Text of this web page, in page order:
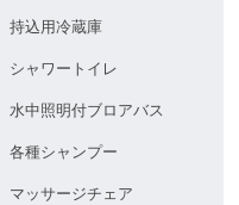
持込用冷蔵庫
シャワートイレ
水中照明付ブロアバス
各種シャンプー
マッサージチェア